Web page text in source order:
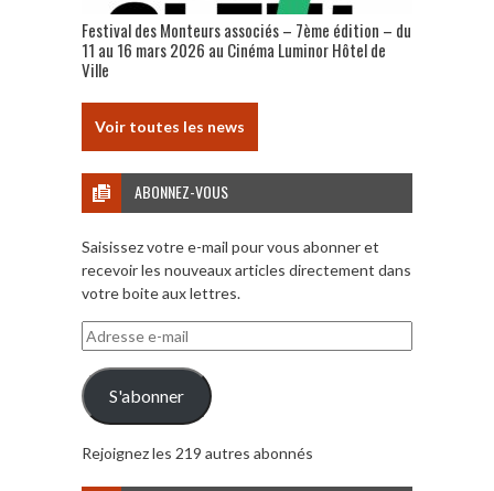
Festival des Monteurs associés – 7ème édition – du
11 au 16 mars 2026 au Cinéma Luminor Hôtel de
Ville
Voir toutes les news
ABONNEZ-VOUS
Saisissez votre e-mail pour vous abonner et
recevoir les nouveaux articles directement dans
votre boite aux lettres.
Adresse
e-
mail
S'abonner
Rejoignez les 219 autres abonnés